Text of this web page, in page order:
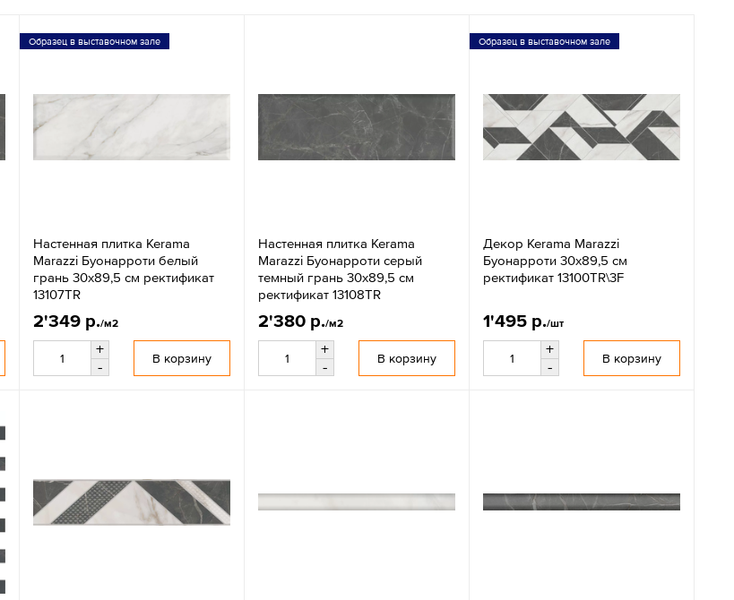
Образец в выставочном зале
Настенная плитка Kerama
Marazzi Буонарроти белый
грань 30х89,5 см ректификат
13107TR
2'349 р./м2
+
-
В корзину
Настенная плитка Kerama
Marazzi Буонарроти серый
темный грань 30х89,5 см
ректификат 13108TR
2'380 р./м2
+
-
В корзину
Образец в выставочном зале
Декор Kerama Marazzi
Буонарроти 30х89,5 см
ректификат 13100TR\3F
1'495 р./шт
+
-
В корзину